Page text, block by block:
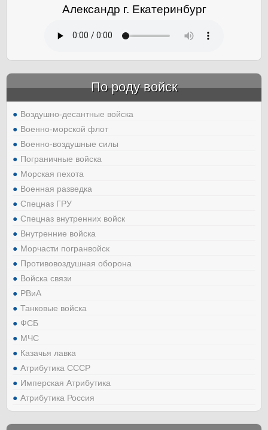
Александр г. Екатеринбург
По роду войск
Воздушно-десантные войска
Военно-морской флот
Военно-воздушные силы
Пограничные войска
Морская пехота
Военная разведка
Спецназ ГРУ
Спецназ внутренних войск
Внутренние войска
Морчасти погранвойск
Противовоздушная оборона
Войска связи
РВиА
Танковые войска
ФСБ
МЧС
Казачья лавка
Атрибутика СССР
Имперская Атрибутика
Атрибутика Россия